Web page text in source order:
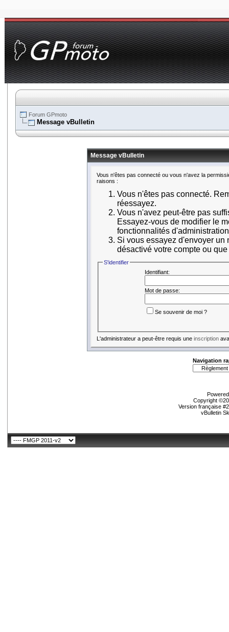
Forum GPmoto
Message vBulletin
Message vBulletin
Vous n'êtes pas connecté ou vous n'avez la
raisons :
Vous n'êtes pas connecté.
réessayez.
Vous n'avez peut-être pas
Essayez-vous de modifier le
fonctionnalités
Si vous essayez d'envoyer un
désactivé votre compte ou
S'identifier
Identifiant:
Mot de passe:
Se souvenir de moi ?
L'administrateur a peut-être requis une inscription
Navigation
Copyright
Version française
vBulletin